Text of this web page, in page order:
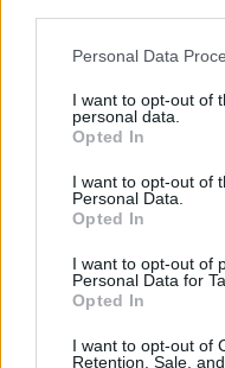
Personal Data
I want to opt-out of
personal data.
Opted In
I want to opt-out of
Personal Data.
Opted In
I want to opt-out of
Personal Data for
Opted In
I want to opt-out of
Retention, Sale,
Londone kilo panika:
Žinios | Pasaulis
Pakistane vis dar
planuojama išgabenti
Žinios | Pasaulis
S. Gentvilas: akcizų